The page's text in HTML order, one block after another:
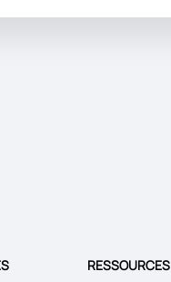
RESSOURCES